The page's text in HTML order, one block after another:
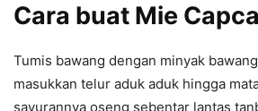
Cara buat Mie
Tumis bawang dengan minyak
masukkan telur aduk aduk hingga
sayurannya oseng sebentar lantas